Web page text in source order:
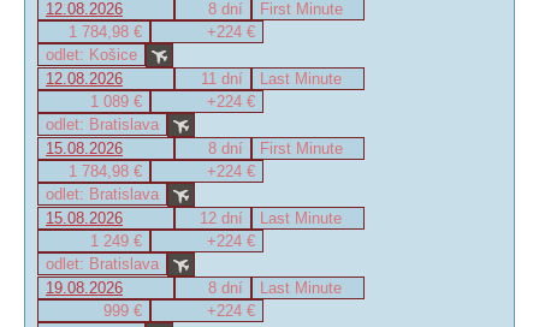
12.08.2026
8 dní
First Minute
1 784,98 €
+224 €
odlet: Košice
12.08.2026
11 dní
Last Minute
1 089 €
+224 €
odlet: Bratislava
15.08.2026
8 dní
First Minute
1 784,98 €
+224 €
odlet: Bratislava
15.08.2026
12 dní
Last Minute
1 249 €
+224 €
odlet: Bratislava
19.08.2026
8 dní
Last Minute
999 €
+224 €